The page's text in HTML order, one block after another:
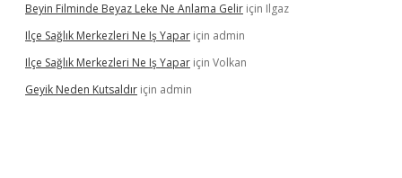
Beyin Filminde Beyaz Leke Ne Anlama Gelir için Ilgaz
Ilçe Sağlık Merkezleri Ne Iş Yapar için admin
Ilçe Sağlık Merkezleri Ne Iş Yapar için Volkan
Geyik Neden Kutsaldır için admin